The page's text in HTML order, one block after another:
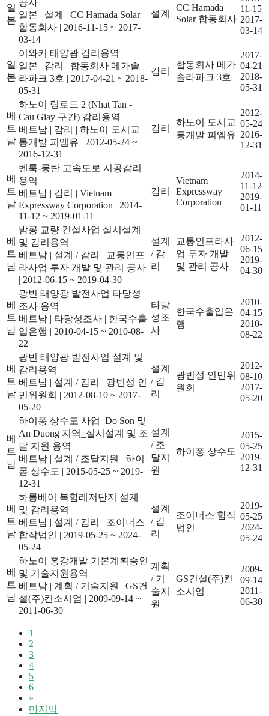
일
본
공사
일본 | 설계 | CC Hamada Solar
합동회사 | 2016-11-15 ~ 2017-
03-14
설계
CC Hamada
Solar 합동회사
11-15
2017-
03-14
일
본
이와키 태양광 감리용역
일본 | 감리 | 합동회사 메가솔
라파크 3호 | 2017-04-21 ~ 2018-
05-31
감리
합동회사 메가
솔라파크 3호
2017-
04-21
2018-
05-31
베
트
남
하노이 링로드 2 (Nhat Tan -
Cau Giay 구간) 감리용역
베트남 | 감리 | 하노이 도시교
통개발 피엠유 | 2012-05-24 ~
2016-12-31
감리
하노이 도시교
통개발 피엠유
2012-
05-24
2016-
12-31
베
트
남
벤룩-롱탄 고속도로 시공감리
용역
베트남 | 감리 | Vietnam
Expressway Corporation | 2014-
11-12 ~ 2019-01-11
감리
Vietnam
Expressway
Corporation
2014-
11-12
2019-
01-11
베
트
남
밤콩 교량 건설사업 실시설계
및 감리용역
베트남 | 설계 / 감리 | 교통인프
라사업 투자 개발 및 관리 공사
| 2012-06-15 ~ 2019-04-30
설계
/ 감
리
교통인프라사
업 투자 개발
및 관리 공사
2012-
06-15
2019-
04-30
베
트
남
광빈 태양광 발전사업 타당성
조사 용역
베트남 | 타당성조사 | 한국수출
입은행 | 2010-04-15 ~ 2010-08-
22
타당
성조
사
한국수출입은
행
2010-
04-15
2010-
08-22
베
트
남
광빈 태양광 발전사업 설계 및
감리용역
베트남 | 설계 / 감리 | 광빈성 인
민위원회 | 2012-08-10 ~ 2017-
05-20
설계
/ 감
리
광빈성 인민위
원회
2012-
08-10
2017-
05-20
베
트
남
하이퐁 상수도 사업_Do Son 및
An Duong 지역_실시설계 및 조
달 지원 용역
베트남 | 설계 / 조달지원 | 하이
퐁 상수도 | 2015-05-25 ~ 2019-
12-31
설계
/ 조
달지
원
하이퐁 상수도
2015-
05-25
2019-
12-31
베
트
남
하롱베이 복합레저단지 설계
및 감리용역
베트남 | 설계 / 감리 | 조이너스
합작법인 | 2019-05-25 ~ 2024-
05-24
설계
/ 감
리
조이너스 합작
법인
2019-
05-25
2024-
05-24
베
트
남
하노이 홍강개발 기본계획승인
및 기술지원용역
베트남 | 계획 / 기술지원 | GS건
설(주)컨소시엄 | 2009-09-14 ~
2011-06-30
계획
/ 기
술지
원
GS건설(주)컨
소시엄
2009-
09-14
2011-
06-30
1
2
3
4
5
6
»
마지막